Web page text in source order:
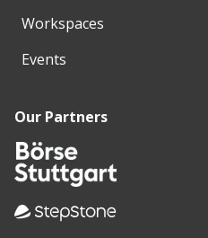
Workspaces
Events
Our Partners